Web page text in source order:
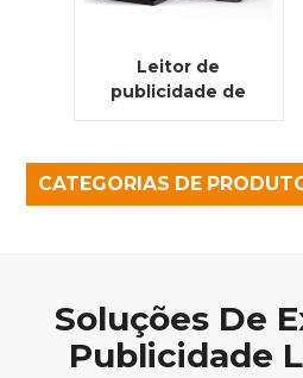
Leitor de
publicidade de
desktop
interativo
multifuncional
CATEGORIAS DE
Soluções De
Publicidade